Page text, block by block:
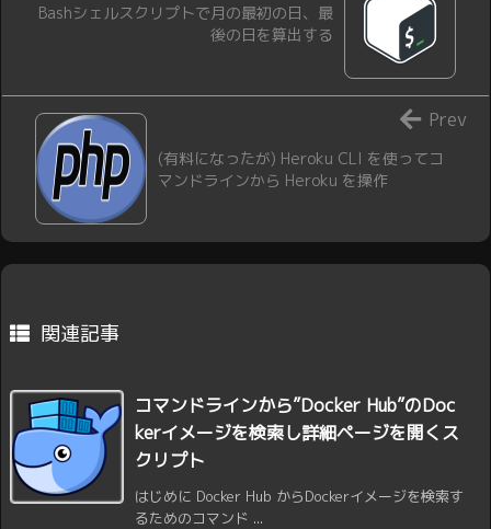
Bashシェルスクリプトで月の最初の日、最
後の日を算出する
(有料になったが) Heroku CLI を使ってコ
マンドラインから Heroku を操作
Prev
関連記事
コマンドラインから”Docker Hub”のDoc
kerイメージを検索し詳細ページを開くス
クリプト
はじめに Docker Hub からDockerイメージを検索す
るためのコマンド ...